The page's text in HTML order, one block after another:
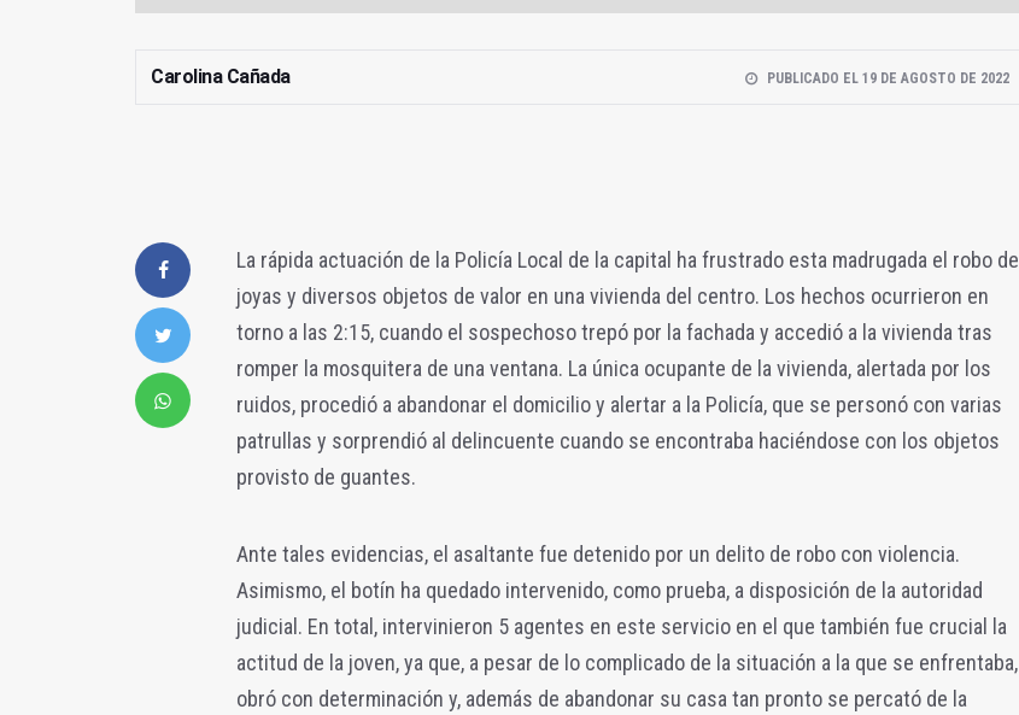
Carolina Cañada PUBLICADO EL 19 DE AGOSTO DE 2022
La rápida actuación de la Policía Local de la capital ha frustrado esta madrugada el robo de
joyas y diversos objetos de valor en una vivienda del centro. Los hechos ocurrieron en
torno a las 2:15, cuando el sospechoso trepó por la fachada y accedió a la vivienda tras
romper la mosquitera de una ventana. La única ocupante de la vivienda, alertada por los
ruidos, procedió a abandonar el domicilio y alertar a la Policía, que se personó con varias
patrullas y sorprendió al delincuente cuando se encontraba haciéndose con los objetos
provisto de guantes.
Ante tales evidencias, el asaltante fue detenido por un delito de robo con violencia.
Asimismo, el botín ha quedado intervenido, como prueba, a disposición de la autoridad
judicial. En total, intervinieron 5 agentes en este servicio en el que también fue crucial la
actitud de la joven, ya que, a pesar de lo complicado de la situación a la que se enfrentaba,
obró con determinación y, además de abandonar su casa tan pronto se percató de la